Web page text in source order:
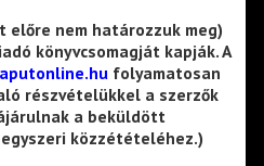
előre nem határozzuk meg)
könyvcsomagját kapják. A
folyamatosan
részvételükkel a szerzők
a beküldött
közzétételéhez.)